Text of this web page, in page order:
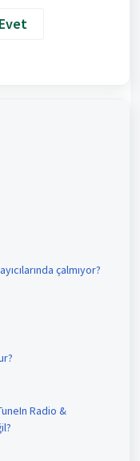
Evet
çalmıyor?
Radio &